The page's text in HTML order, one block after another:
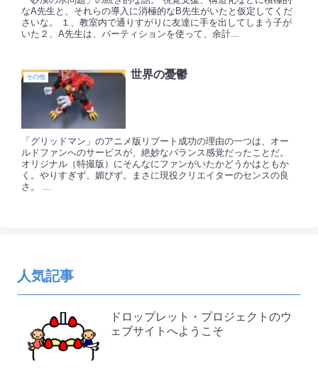
なA先生と、それらの導入に消極的なB先生がいたと仮定してくだ
さいな。 １、教室内で通りすがりに友達に手を出してしまう子が
いた２、A先生は、パーティションを使って、余計...
その他 世界の憂鬱
「グリッドマン」のアニメ版リブート成功の理由の一つは、オー
ルドファンへのサービスが、絶妙なバランス感覚だったことだ。
オリジナル（特撮版）にそんなにファンがいたかどうかはともか
く。やりすぎず、媚びず。まさに現役クリエイターのセンスの良
さ。 ...
人気記事
ドロップレット・プロジェクトのウ
ェブサイトへようこそ